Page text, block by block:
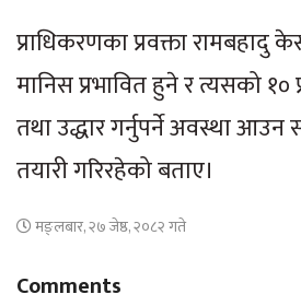
प्राधिकरणका प्रवक्ता
मानिस प्रभावित हुने र त्यसको १०
तथा उद्धार गर्नुपर्ने अवस्था
तयारी गरिरहेको बताए।
मङ्लबार, २७ जेष्ठ, २०८२ गते
Comments